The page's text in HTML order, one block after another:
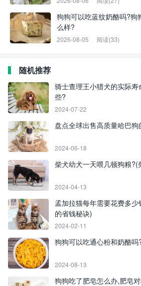
狗狗可以吃蓝纹奶酪吗?狗
么样?
2026-08-05 阅读(33)
随机推荐
骑士查理王小猎犬的实际
些?
2024-07-22
盘点全球出售高质量哈巴狗
2024-06-18
柴犬幼犬一天喂几顿狗粮
2024-04-13
孟加拉猫每年需要花费多
的省钱秘诀)
2024-02-11
狗狗可以吃通心粉和奶酪吗
2024-08-13
狗狗吃了肥皂怎么办,肥皂